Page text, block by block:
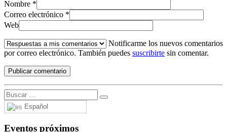
Nombre *
Correo electrónico *
Web
Notificarme los nuevos comentarios
por correo electrónico. También puedes suscribirte sin comentar.
Español
Eventos próximos